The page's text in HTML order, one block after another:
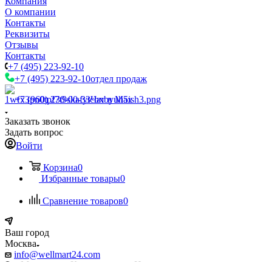
О компании
Контакты
Реквизиты
Отзывы
Контакты
+7 (495) 223-92-10
+7 (495) 223-92-10отдел продаж
+7 (960) 230-00-33Чат в Max
Заказать звонок
Задать вопрос
Войти
Корзина0
Избранные товары0
Сравнение товаров0
Ваш город
Москва
info@wellmart24.com